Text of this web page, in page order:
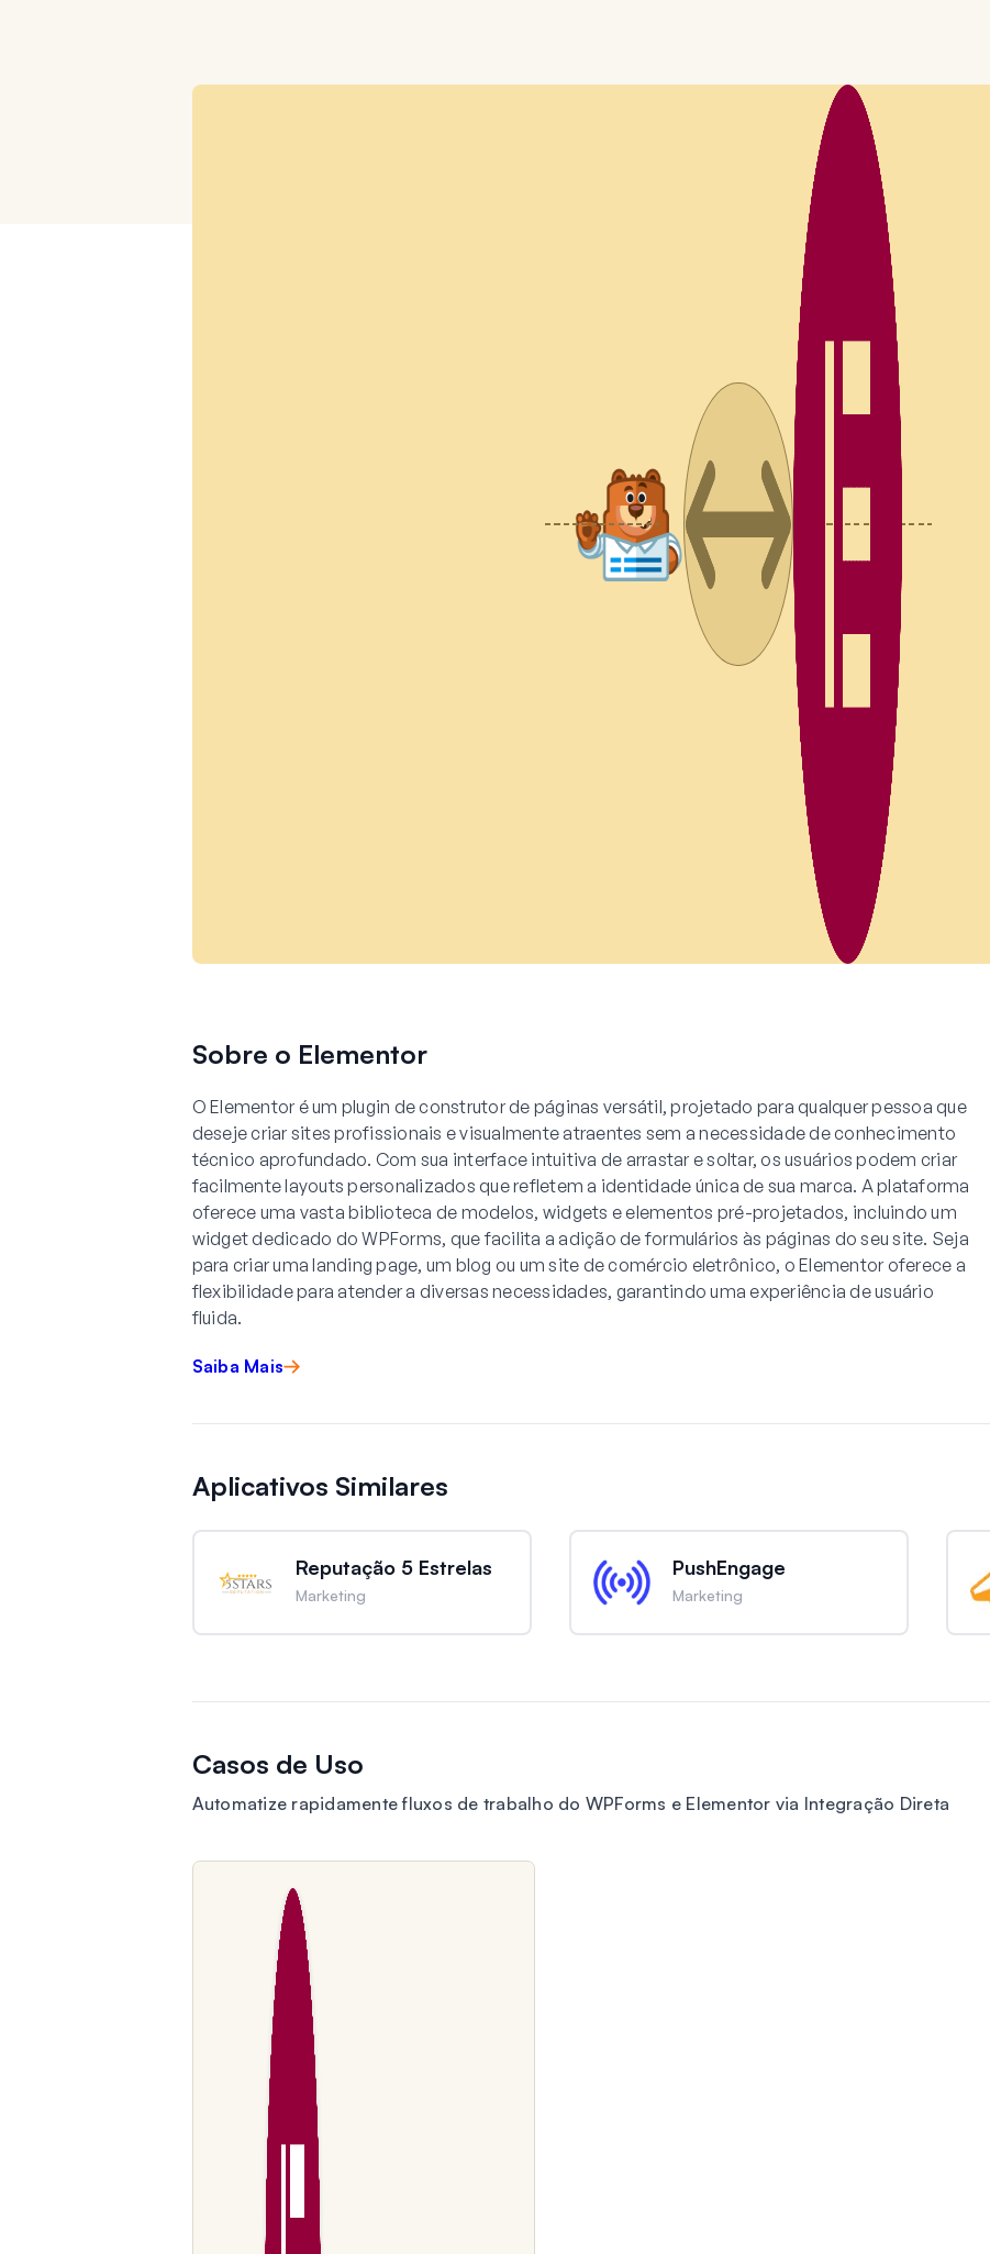
Sobre o Elementor
O Elementor é um plugin de construtor de páginas versátil, projetado para qualquer pessoa que
deseje criar sites profissionais e visualmente atraentes sem a necessidade de conhecimento
técnico aprofundado. Com sua interface intuitiva de arrastar e soltar, os usuários podem criar
facilmente layouts personalizados que refletem a identidade única de sua marca. A plataforma
oferece uma vasta biblioteca de modelos, widgets e elementos pré-projetados, incluindo um
widget dedicado do WPForms, que facilita a adição de formulários às páginas do seu site. Seja
para criar uma landing page, um blog ou um site de comércio eletrônico, o Elementor oferece a
flexibilidade para atender a diversas necessidades, garantindo uma experiência de usuário
fluida.
Saiba Mais
Aplicativos Similares
Reputação 5 Estrelas
Marketing
PushEngage
Marketing
Casos de Uso
Automatize rapidamente fluxos de trabalho do WPForms e Elementor via Integração Direta